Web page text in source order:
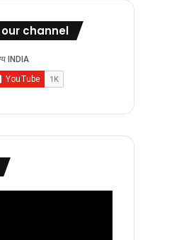
channel